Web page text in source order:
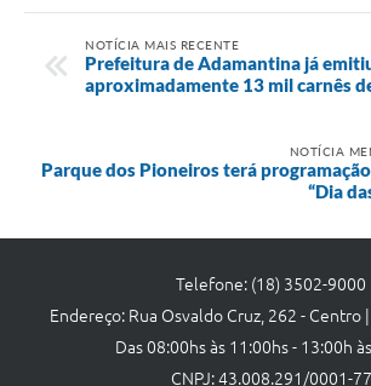
NOTÍCIA MAIS RECENTE
Prefeitura de Adamantina já
aproximadamente 13 mil carnês
NOTÍCIA
Parque dos Pioneiros terá
“Dia
Telefone: (18) 3502-9000
Endereço: Rua Osvaldo Cruz, 262 - Centro
Das 08:00hs às 11:00hs - 13:00h
CNPJ: 43.008.291/0001-77